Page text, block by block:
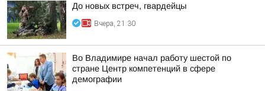
До новых встреч, гвардейцы
Вчера, 21:30
Во Владимире начал работу шестой по
стране Центр компетенций в сфере
демографии